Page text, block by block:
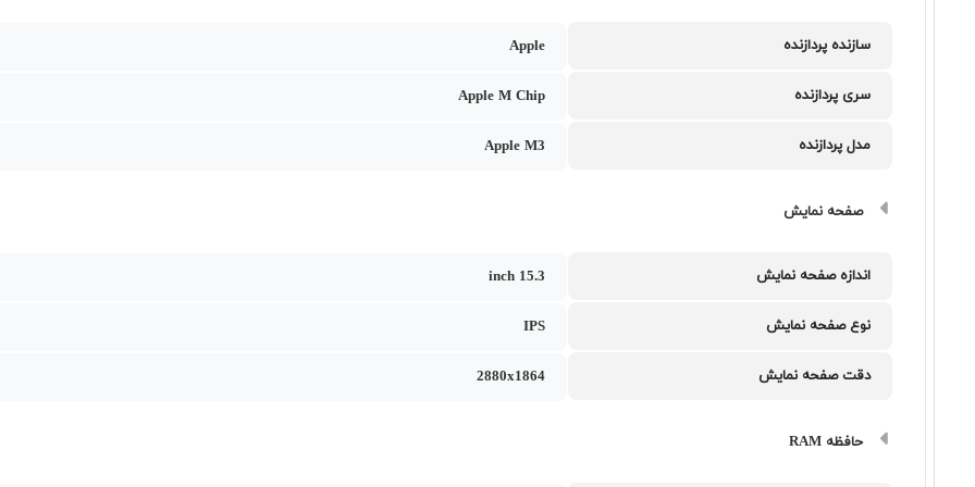
سازنده پردازنده Apple
سری پردازنده Apple M Chip
مدل پردازنده Apple M3
صفحه نمایش
اندازه صفحه نمایش 15.3 inch
نوع صفحه نمایش IPS
دقت صفحه نمایش 2880x1864
حافظه RAM